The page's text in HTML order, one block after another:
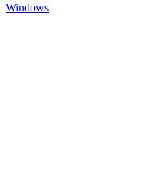
Windows